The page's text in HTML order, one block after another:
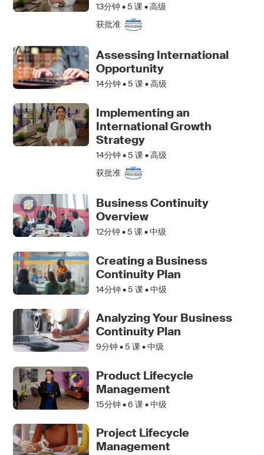
13分钟 •5 课 • 高级
获批准
Assessing International
Opportunity
14分钟 •5 课 • 高级
Implementing an
International Growth
Strategy
14分钟 •5 课 • 高级
获批准
Business Continuity
Overview
12分钟 •5 课 • 中级
Creating a Business
Continuity Plan
14分钟 •5 课 • 中级
Analyzing Your Business
Continuity Plan
9分钟 •5 课 • 中级
Product Lifecycle
Management
15分钟 •6 课 • 中级
Project Lifecycle
Management